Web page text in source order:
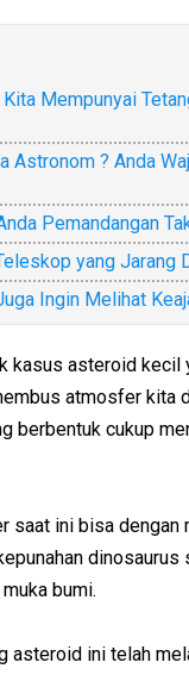
Kita Mempunyai
Astronom ? Anda
Pemandangan
yang Jarang
Ingin Melihat
kasus asteroid kecil
atmosfer kita
berbentuk cukup
saat ini bisa dengan
dinosaurus
bumi.
asteroid ini telah